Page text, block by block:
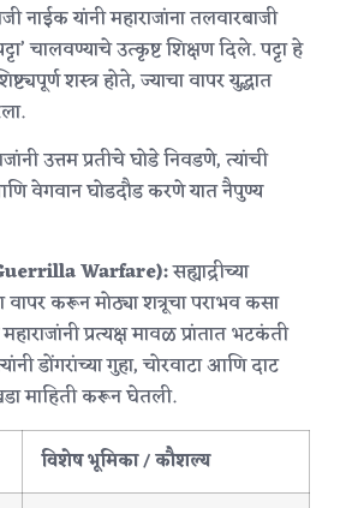
नाईक यांनी महाराजांना तलवारबाजी
चालवण्याचे उत्कृष्ट शिक्षण दिले.पट्टा हे
शस्त्र होते, ज्याचा वापर युद्धात
उत्तम प्रतीचे घोडे निवडणे, त्यांची
वेगवान घोडदौड करणे यात नैपुण्य
Warfare):सह्याद्रीच्या
करून मोठ्या शत्रूचा पराभव कसा
प्रत्यक्ष मावळ प्रांतात भटकंती
डोंगरांच्या गुहा, चोरवाटा आणि दाट
माहिती करून घेतली.
विशेष भूमिका / कौशल्य